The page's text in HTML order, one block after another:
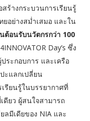
ร้างกระบวนการเรียนรู้
อย่างสม่ำเสมอ และใน
ต้อนรับนวัตกรกว่า 100
Day’s ซึ่ง
ระกอบการ และเครือ
ะแลกเปลี่ยน
รียนรู้ในบรรยากาศที่
ดียว ผู้สนใจสามารถ
ลมีเดียของ NIA และ